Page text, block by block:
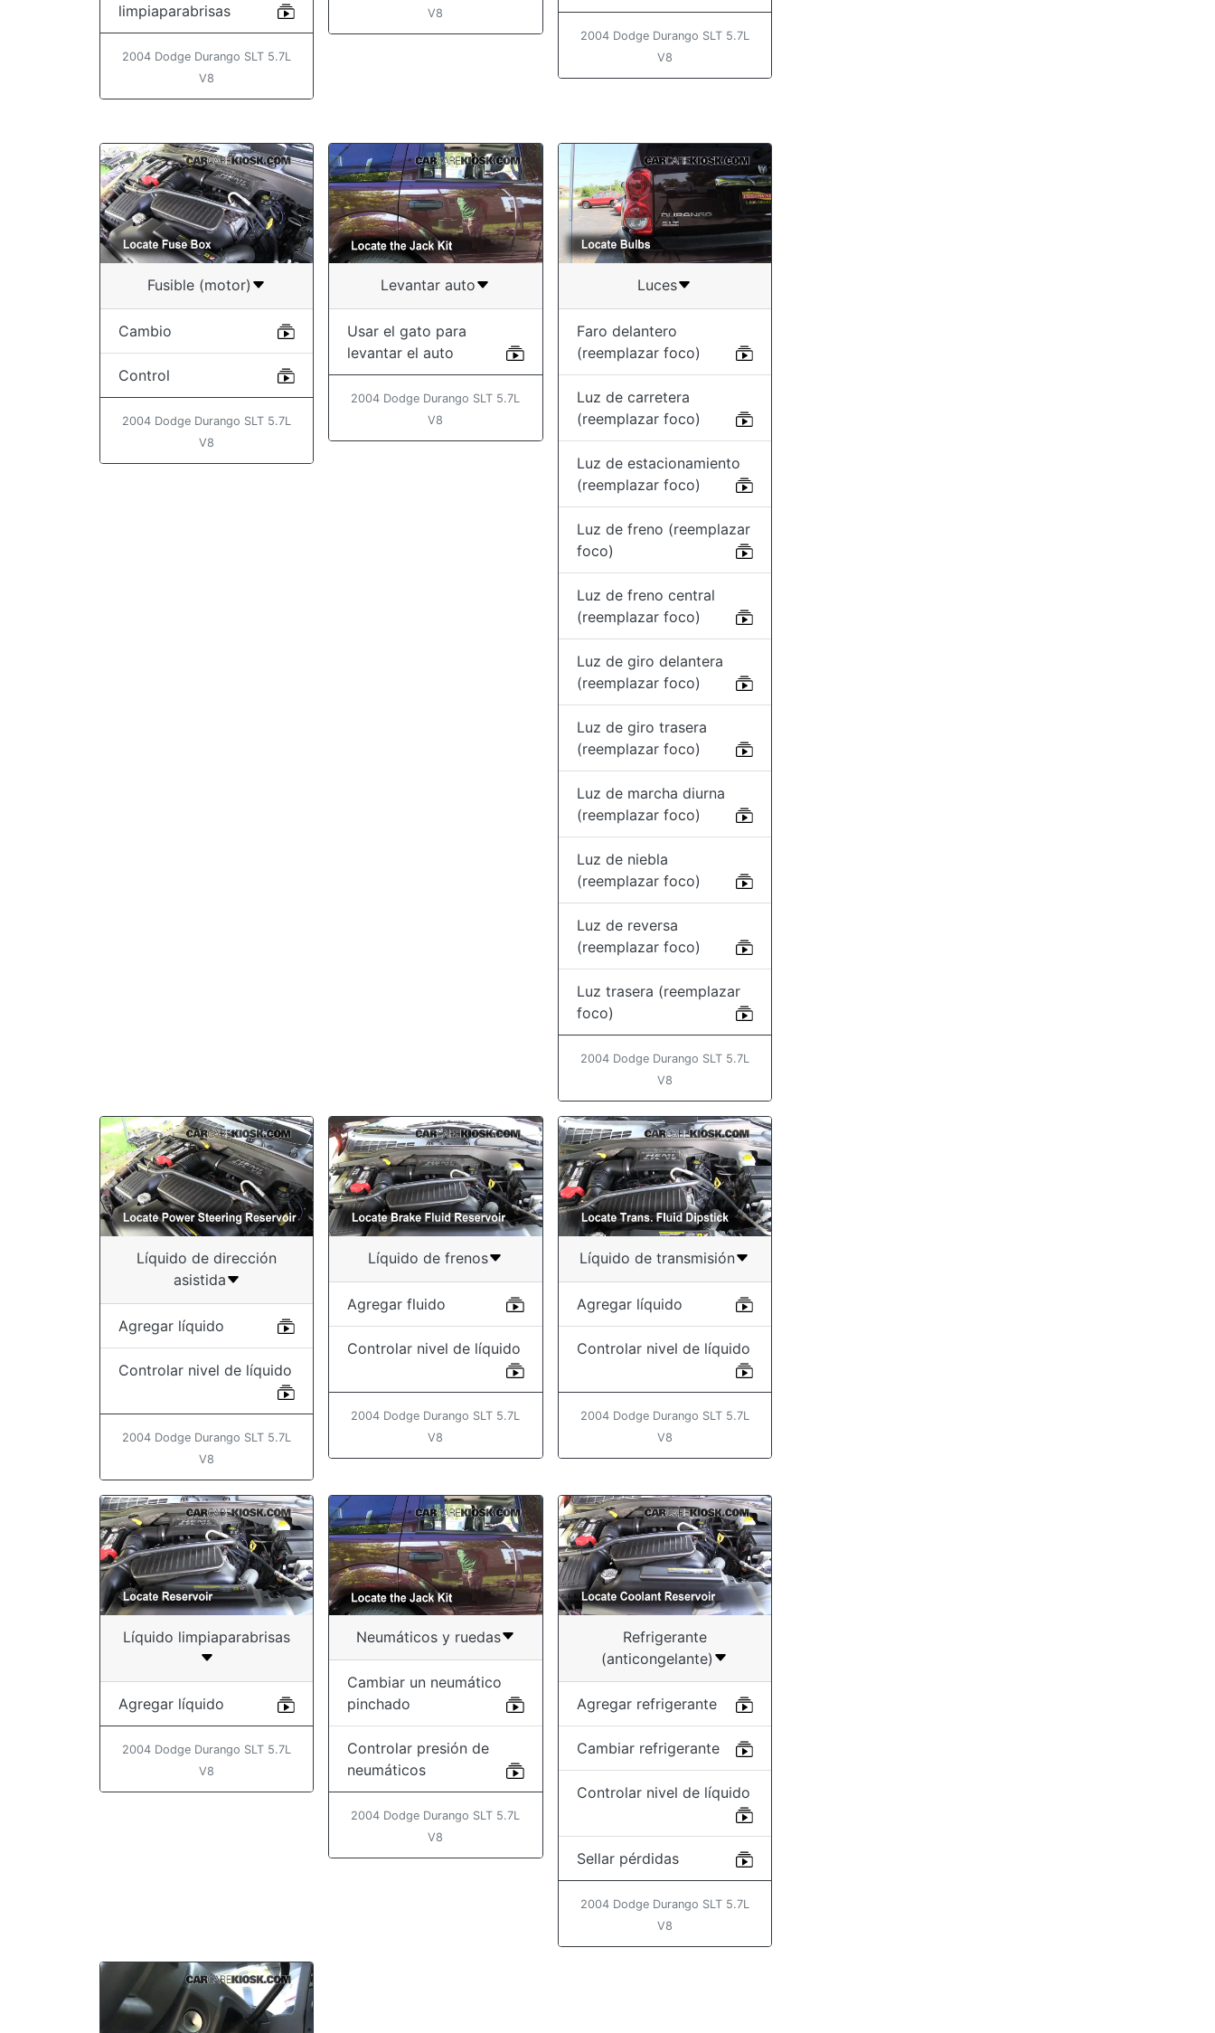
limpiaparabrisas
2004 Dodge Durango SLT 5.7L
V8
V8
2004 Dodge Durango SLT 5.7L
V8
Fusible (motor)
Cambio
Control
2004 Dodge Durango SLT 5.7L
V8
Levantar auto
Usar el gato para
levantar el auto
2004 Dodge Durango SLT 5.7L
V8
Luces
Faro delantero
(reemplazar foco)
Luz de carretera
(reemplazar foco)
Luz de estacionamiento
(reemplazar foco)
Luz de freno (reemplazar
foco)
Luz de freno central
(reemplazar foco)
Luz de giro delantera
(reemplazar foco)
Luz de giro trasera
(reemplazar foco)
Luz de marcha diurna
(reemplazar foco)
Luz de niebla
(reemplazar foco)
Luz de reversa
(reemplazar foco)
Luz trasera (reemplazar
foco)
2004 Dodge Durango SLT 5.7L
V8
Líquido de dirección
asistida
Agregar líquido
Controlar nivel de líquido
2004 Dodge Durango SLT 5.7L
V8
Líquido de frenos
Agregar fluido
Controlar nivel de líquido
2004 Dodge Durango SLT 5.7L
V8
Líquido de transmisión
Agregar líquido
Controlar nivel de líquido
2004 Dodge Durango SLT 5.7L
V8
Líquido limpiaparabrisas
Agregar líquido
2004 Dodge Durango SLT 5.7L
V8
Neumáticos y ruedas
Cambiar un neumático
pinchado
Controlar presión de
neumáticos
2004 Dodge Durango SLT 5.7L
V8
Refrigerante
(anticongelante)
Agregar refrigerante
Cambiar refrigerante
Controlar nivel de líquido
Sellar pérdidas
2004 Dodge Durango SLT 5.7L
V8